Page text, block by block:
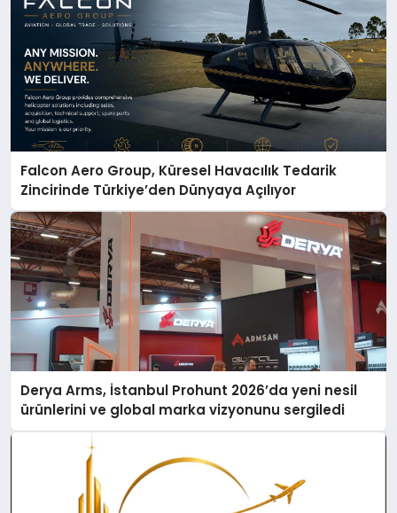
Falcon Aero Group, Küresel Havacılık Tedarik
Zincirinde Türkiye’den Dünyaya Açılıyor
Derya Arms, İstanbul Prohunt 2026’da yeni nesil
ürünlerini ve global marka vizyonunu sergiledi